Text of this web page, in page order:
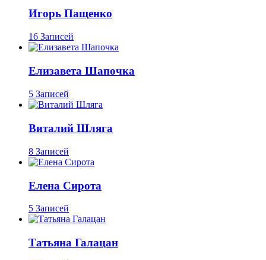
Игорь Пащенко
16 Записей
Елизавета Шапочка
5 Записей
Виталий Шляга
8 Записей
Елена Сирота
5 Записей
Татьяна Галацан